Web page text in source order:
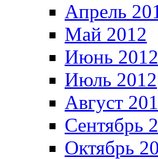
Апрель
Май 2012
Июнь 2012
Июль 2012
Август
Сентябрь
Октябрь